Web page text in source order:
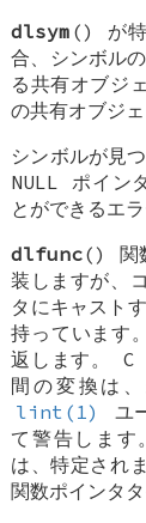
dlsym () が
合、シンボル
る共有オブジ
の共有オブジ
シンボルが見
NULL ポイン
とができるエ
dlfunc() 関
装しますが、
タにキャスト
持っていま
返します。 C
間の変換は
lint(1)
ユ
て警告しま
は、特定され
関数ポインタ